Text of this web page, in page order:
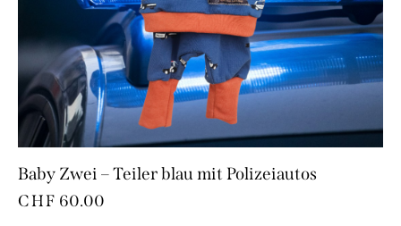
Baby Zwei – Teiler blau mit Polizeiautos
CHF 60.00